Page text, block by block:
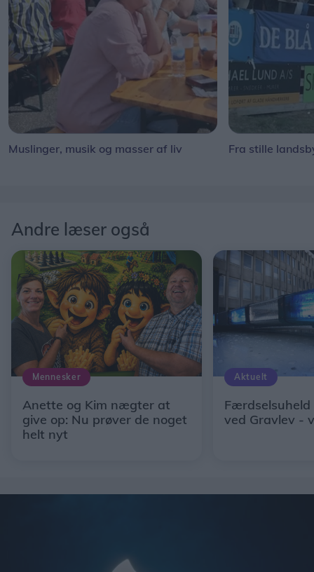
Muslinger, musik og masser af liv Fra stille
Andre læser også
Mennesker
Anette og Kim nægter at
give op: Nu prøver de noget
helt nyt
Aktuelt
ved Gravlev -